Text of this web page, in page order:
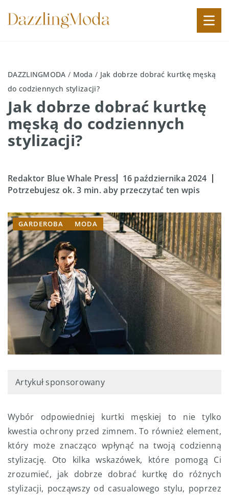
DAZZLINGMODA / Moda / Jak dobrze dobrać kurtkę męską
do codziennych stylizacji?
Jak dobrze dobrać kurtkę
męską do codziennych
stylizacji?
Redaktor Blue Whale Press
16 października 2024
Potrzebujesz ok. 3 min. aby przeczytać ten wpis
GARDEROBA MODA
Artykuł sponsorowany
Wybór odpowiedniej kurtki męskiej to nie tylko
kwestia ochrony przed zimnem. To również element,
który może znacząco wpłynąć na twoją codzienną
stylizację. Oto kilka wskazówek, które pomogą Ci
zrozumieć, jak dobrze dobrać kurtkę do różnych
stylizacji, począwszy od casualowego stylu, poprzez